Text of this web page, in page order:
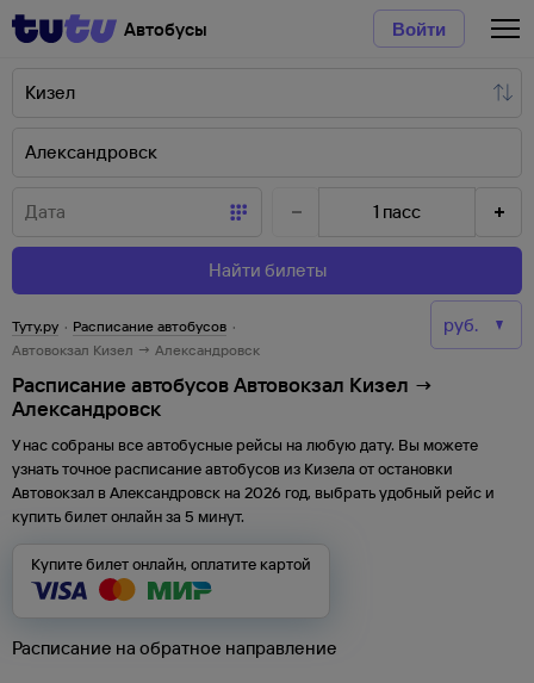
Автобусы Войти
1 пасс
Найти билеты
Туту.ру · Расписание автобусов ·
Автовокзал Кизел → Александровск
Расписание автобусов Автовокзал Кизел →
Александровск
У нас собраны все автобусные рейсы на любую дату. Вы можете
узнать точное расписание автобусов из Кизела отостановки
Автовокзал в Александровск на 2026 год, выбрать удобный рейс и
купить билет онлайн за 5 минут.
Купите билет онлайн, оплатите картой
Расписание на обратное направление